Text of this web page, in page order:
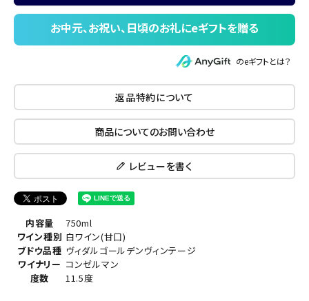
のeギフトとは？
返品特約について
商品についてのお問い合わせ
レビューを書く
内容量
750ml
ワイン種別 白ワイン(甘口)
ブドウ品種 ヴィダルゴールデンヴィンテージ
ワイナリー コンゼルマン
度数
11.5度